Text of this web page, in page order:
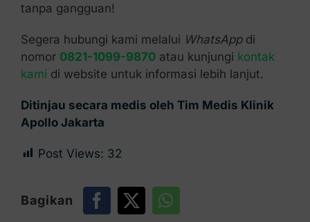
tanpa gangguan!
Segera hubungi kami melalui WhatsAppdi
nomor 0821-1099-9870atau kunjungi kontak
kami di website untuk informasi lebih lanjut.
Ditinjau secara medis oleh Tim Medis Klinik
Apollo Jakarta
Post Views: 32
Bagikan